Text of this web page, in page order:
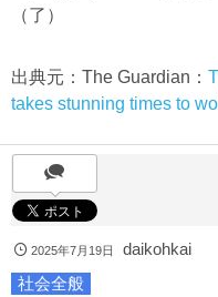
（了）
出典元：The Guardian：
takes stunning times to
2025年7月19日
daikohkai
社会全般